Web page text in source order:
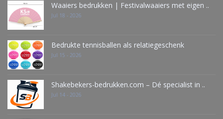
Waaiers bedrukken | Festivalwaaiers met eigen ..
Jul 18 - 2026
Bedrukte tennisballen als relatiegeschenk
Jul 15 - 2026
Shakebekers-bedrukken.com – Dé specialist in ..
Jul 14 - 2026